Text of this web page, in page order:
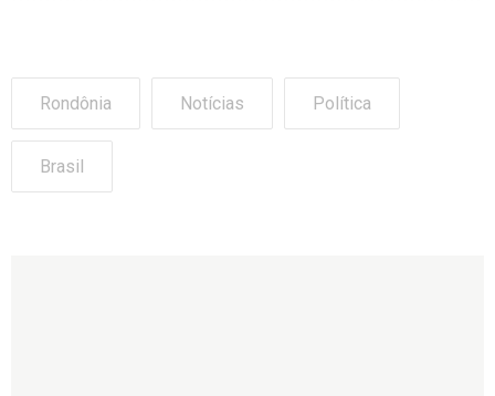
Rondônia Notícias Política
Brasil